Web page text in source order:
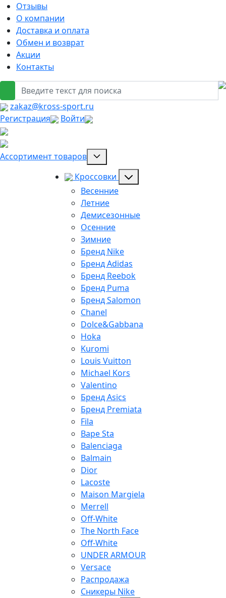
Отзывы
О компании
Доставка и оплата
Обмен и возврат
Акции
Контакты
zakaz@kross-sport.ru
Регистрация
Войти
Ассортимент товаров
Кроссовки
Весенние
Летние
Демисезонные
Осенние
Зимние
Бренд Nike
Бренд Adidas
Бренд Reebok
Бренд Puma
Бренд Salomon
Chanel
Dolce&Gabbana
Hoka
Kuromi
Louis Vuitton
Michael Kors
Valentino
Бренд Asics
Бренд Premiata
Fila
Bape Sta
Balenciaga
Balmain
Dior
Lacoste
Maison Margiela
Merrell
Off-White
The North Face
Off-White
UNDER ARMOUR
Versace
Распродажа
Сникеры Nike